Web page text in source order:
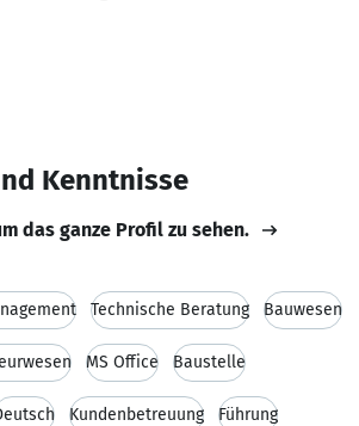
Kenntnisse
das ganze Profil zu sehen.
Technische Beratung Bauwesen
MS Office Baustelle
Kundenbetreuung Führung